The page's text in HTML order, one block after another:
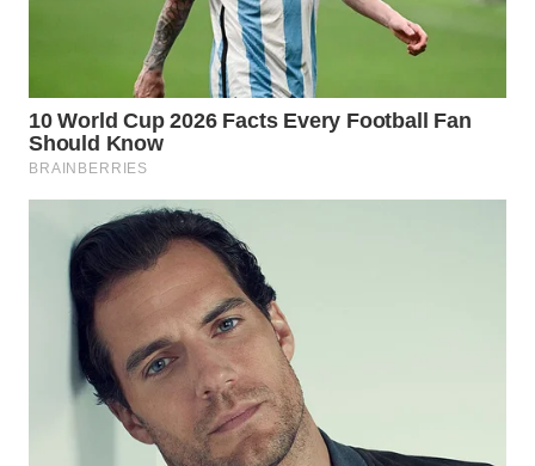
WN
TAPANULI
UTARA
WN
SAMOSIR
PADANG
LAWAS